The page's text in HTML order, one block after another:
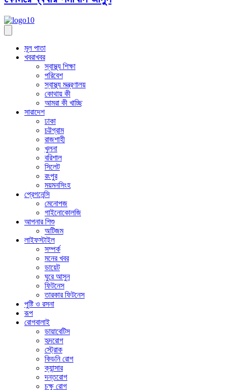
মূল পাতা
খবরাখবর
স্বাস্থ্য শিক্ষা
পরিবেশ
স্বাস্থ্য মন্ত্রণালয়
কোথায় কী
আমরা কী খাচ্ছি
সারাদেশ
ঢাকা
চট্টগ্রাম
রাজশাহী
খুলনা
বরিশাল
সিলেট
রংপুর
ময়মনসিংহ
প্রেগনেন্সি
মেনোপজ
গাইনোকোলজি
আপনার শিশু
অটিজম
লাইফস্টাইল
সম্পর্ক
মনের খবর
ডায়েট
ঘুরে আসুন
ফিটনেস
তারকার ফিটনেস
পুষ্টি ও রসনা
রূপ
রোগবালাই
ডায়াবেটিস
হৃদরোগ
স্ট্রোক
কিডনি রোগ
ক্যান্সার
দন্তরোগ
চক্ষু রোগ